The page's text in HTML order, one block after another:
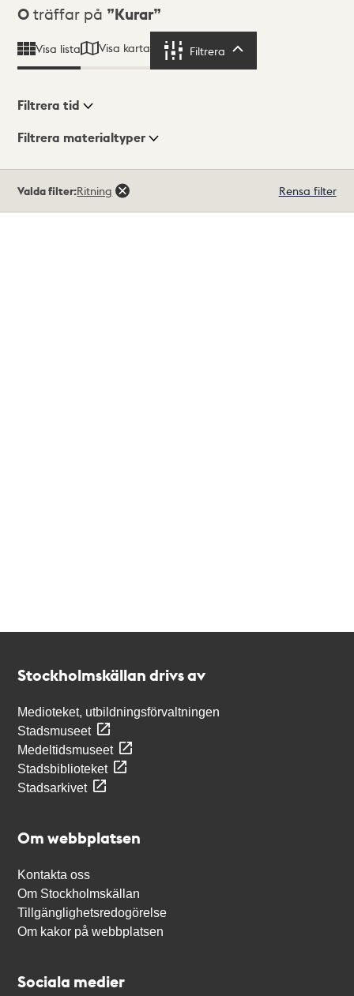
Sökresultat
0 träffar på Kurar
Visa lista Visa karta Filtrera
Visningsläge
Filtrera tid
Filtrera materialtyper
träffar
Valda filter:Ritning Rensa filter
Stockholmskällan drivs av
Medioteket, utbildningsförvaltningen
Stadsmuseet
Medeltidsmuseet
Stadsbiblioteket
Stadsarkivet
Om webbplatsen
Kontakta oss
Om Stockholmskällan
Tillgänglighetsredogörelse
Om kakor på webbplatsen
Sociala medier